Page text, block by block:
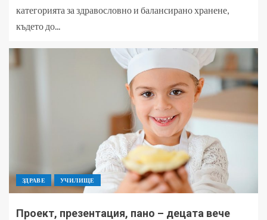
категорията за здравословно и балансирано хранене,
където до...
ЗДРАВЕ УЧИЛИЩЕ
Проект, презентация, пано – децата вече